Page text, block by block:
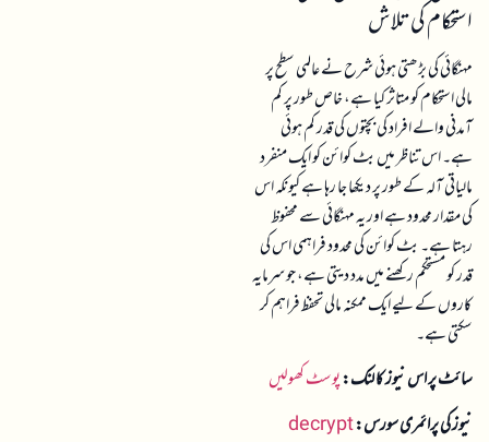
استحکام کی تلاش
مہنگائی کی بڑھتی ہوئی شرح نے عالمی سطح پر
مالی استحکام کو متاثر کیا ہے، خاص طور پر کم
آمدنی والے افراد کی بچتوں کی قدر کم ہوئی
ہے۔ اس تناظر میں بٹ کوائن کو ایک منفرد
مالیاتی آلہ کے طور پر دیکھا جا رہا ہے کیونکہ اس
کی مقدار محدود ہے اور یہ مہنگائی سے محفوظ
رہتا ہے۔ بٹ کوائن کی محدود فراہمی اس کی
قدر کو مستحکم رکھنے میں مدد دیتی ہے، جو سرمایہ
کاروں کے لیے ایک ممکنہ مالی تحفظ فراہم کر
سکتی ہے۔
سائٹ پر اس نیوز کا لنک:پوسٹ کھولیں
نیوز کی پرائمری سورس:decrypt